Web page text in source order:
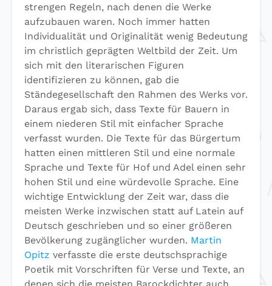
strengen Regeln, nach denen die Werke
aufzubauen waren. Noch immer hatten
Individualität und Originalität wenig Bedeutung
im christlich geprägten Weltbild der Zeit. Um
sich mit den literarischen Figuren
identifizieren zu können, gab die
Ständegesellschaft den Rahmen des Werks vor.
Daraus ergab sich, dass Texte für Bauern in
einem niederen Stil mit einfacher Sprache
verfasst wurden. Die Texte für das Bürgertum
hatten einen mittleren Stil und eine normale
Sprache und Texte für Hof und Adel einen sehr
hohen Stil und eine würdevolle Sprache. Eine
wichtige Entwicklung der Zeit war, dass die
meisten Werke inzwischen statt auf Latein auf
Deutsch geschrieben und so einer größeren
Bevölkerung zugänglicher wurden. Martin
Opitz verfasste die erste deutschsprachige
Poetik mit Vorschriften für Verse und Texte, an